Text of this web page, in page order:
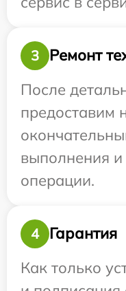
3
Ремонт
После
предоставим
выполнения
операции.
4
Гарантия
Как только